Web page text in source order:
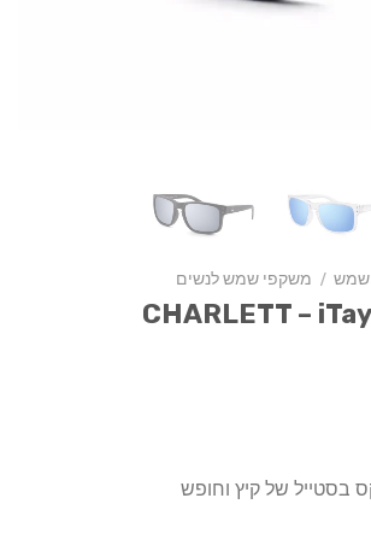
שמש / משקפי שמש לנשים
בסטייל של קיץ וחופש